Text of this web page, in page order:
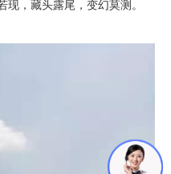
现，藏头露尾，变幻莫测。